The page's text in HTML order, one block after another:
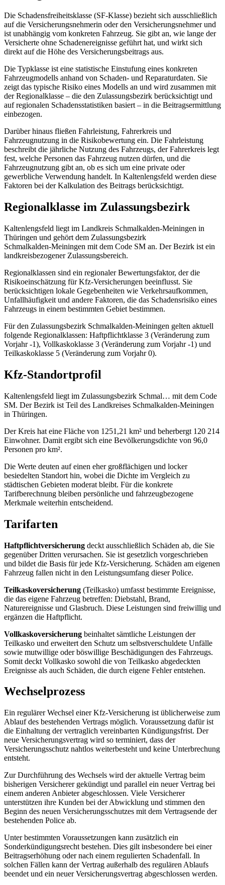
Die Schadensfreiheitsklasse (SF‑Klasse) bezieht sich ausschließlich
auf die Versicherungsnehmerin oder den Versicherungsnehmer und
ist unabhängig vom konkreten Fahrzeug. Sie gibt an, wie lange der
Versicherte ohne Schadenereignisse geführt hat, und wirkt sich
direkt auf die Höhe des Versicherungsbeitrags aus.
Die Typklasse ist eine statistische Einstufung eines konkreten
Fahrzeugmodells anhand von Schaden- und Reparaturdaten. Sie
zeigt das typische Risiko eines Modells an und wird zusammen mit
der Regionalklasse – die den Zulassungsbezirk berücksichtigt und
auf regionalen Schadensstatistiken basiert – in die Beitragsermittlung
einbezogen.
Darüber hinaus fließen Fahrleistung, Fahrerkreis und
Fahrzeugnutzung in die Risikobewertung ein. Die Fahrleistung
beschreibt die jährliche Nutzung des Fahrzeugs, der Fahrerkreis legt
fest, welche Personen das Fahrzeug nutzen dürfen, und die
Fahrzeugnutzung gibt an, ob es sich um eine private oder
gewerbliche Verwendung handelt. In Kaltenlengsfeld werden diese
Faktoren bei der Kalkulation des Beitrags berücksichtigt.
Regionalklasse im Zulassungsbezirk
Kaltenlengsfeld liegt im Landkreis Schmalkalden‑Meiningen in
Thüringen und gehört dem Zulassungsbezirk
Schmalkalden‑Meiningen mit dem Code SM an. Der Bezirk ist ein
landkreisbezogener Zulassungsbereich.
Regionalklassen sind ein regionaler Bewertungsfaktor, der die
Risikoeinschätzung für Kfz‑Versicherungen beeinflusst. Sie
berücksichtigen lokale Gegebenheiten wie Verkehrsaufkommen,
Unfallhäufigkeit und andere Faktoren, die das Schadensrisiko eines
Fahrzeugs in einem bestimmten Gebiet bestimmen.
Für den Zulassungsbezirk Schmalkalden‑Meiningen gelten aktuell
folgende Regionalklassen: Haftpflichtklasse 3 (Veränderung zum
Vorjahr -1), Vollkaskoklasse 3 (Veränderung zum Vorjahr -1) und
Teilkaskoklasse 5 (Veränderung zum Vorjahr 0).
Kfz-Standortprofil
Kaltenlengsfeld liegt im Zulassungsbezirk Schmal… mit dem Code
SM. Der Bezirk ist Teil des Landkreises Schmalkalden‑Meiningen
in Thüringen.
Der Kreis hat eine Fläche von 1251,21 km² und beherbergt 120 214
Einwohner. Damit ergibt sich eine Bevölkerungsdichte von 96,0
Personen pro km².
Die Werte deuten auf einen eher großflächigen und locker
besiedelten Standort hin, wobei die Dichte im Vergleich zu
städtischen Gebieten moderat bleibt. Für die konkrete
Tarifberechnung bleiben persönliche und fahrzeugbezogene
Merkmale weiterhin entscheidend.
Tarifarten
Haftpflichtversicherung deckt ausschließlich Schäden ab, die Sie
gegenüber Dritten verursachen. Sie ist gesetzlich vorgeschrieben
und bildet die Basis für jede Kfz‑Versicherung. Schäden am eigenen
Fahrzeug fallen nicht in den Leistungsumfang dieser Police.
Teilkaskoversicherung (Teilkasko) umfasst bestimmte Ereignisse,
die das eigene Fahrzeug betreffen: Diebstahl, Brand,
Naturereignisse und Glasbruch. Diese Leistungen sind freiwillig und
ergänzen die Haftpflicht.
Vollkaskoversicherung beinhaltet sämtliche Leistungen der
Teilkasko und erweitert den Schutz um selbstverschuldete Unfälle
sowie mutwillige oder böswillige Beschädigungen des Fahrzeugs.
Somit deckt Vollkasko sowohl die von Teilkasko abgedeckten
Ereignisse als auch Schäden, die durch eigene Fehler entstehen.
Wechselprozess
Ein regulärer Wechsel einer Kfz-Versicherung ist üblicherweise zum
Ablauf des bestehenden Vertrags möglich. Voraussetzung dafür ist
die Einhaltung der vertraglich vereinbarten Kündigungsfrist. Der
neue Versicherungsvertrag wird so terminiert, dass der
Versicherungsschutz nahtlos weiterbesteht und keine Unterbrechung
entsteht.
Zur Durchführung des Wechsels wird der aktuelle Vertrag beim
bisherigen Versicherer gekündigt und parallel ein neuer Vertrag bei
einem anderen Anbieter abgeschlossen. Viele Versicherer
unterstützen ihre Kunden bei der Abwicklung und stimmen den
Beginn des neuen Versicherungsschutzes mit dem Vertragsende der
bestehenden Police ab.
Unter bestimmten Voraussetzungen kann zusätzlich ein
Sonderkündigungsrecht bestehen. Dies gilt insbesondere bei einer
Beitragserhöhung oder nach einem regulierten Schadenfall. In
solchen Fällen kann der Vertrag außerhalb des regulären Ablaufs
beendet und ein neuer Versicherungsvertrag abgeschlossen werden.